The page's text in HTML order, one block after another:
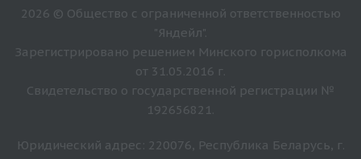
2026 © Общество с ограниченной ответственностью
"Яндейл".
Зарегистрировано решением Минского горисполкома
от 31.05.2016 г.
Свидетельство о государственной регистрации №
192656821.
Юридический адрес: 220076, Республика Беларусь, г.